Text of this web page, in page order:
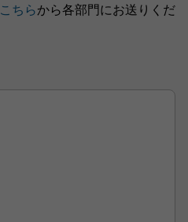
こちらから各部門にお送りくだ